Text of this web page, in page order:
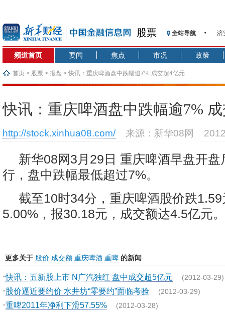
股票 全站导航
济
【
济
在
基
恒
频道首页 要闻 焦点 市况 政策
首页 > 股票 > 报盘 > 快讯：重庆啤酒盘中跌幅逾7% 成交超4亿元
快讯：重庆啤酒盘中跌幅逾7%
http://stock.xinhua08.com/ 来源：新华08网
新华08网3月29日 重庆啤酒早盘开盘
行，盘中跌幅最低超过7%。
截至10时34分，重庆啤酒股价跌
5.00%，报30.18元，成交额达4.5亿元。
更多关于 股价 成交额 重庆啤酒 重啤 的新闻
·快讯：五新股上市 N广汽独红 盘中成交超5亿元 (2012-03-29)
· 股价逼近要约价 水井坊“零要约”面临考验 (2012-03-29)
·重啤2011年净利下滑57.55% (2012-03-28)